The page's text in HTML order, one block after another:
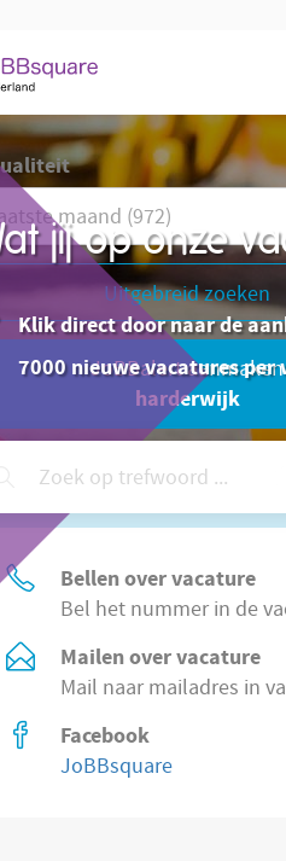
jij op onze
Klik direct door naar de
7000 nieuwe vacatures per
Of zoek in8.500 vacatures
Uitgebreid zoeken
JoBBalert aanmaken
harderwijk
Hulp nodig?
Bellen over vacature
Bel het nummer in de
Mailen over vacature
Mail naar mailadres in
Facebook
JoBBsquare